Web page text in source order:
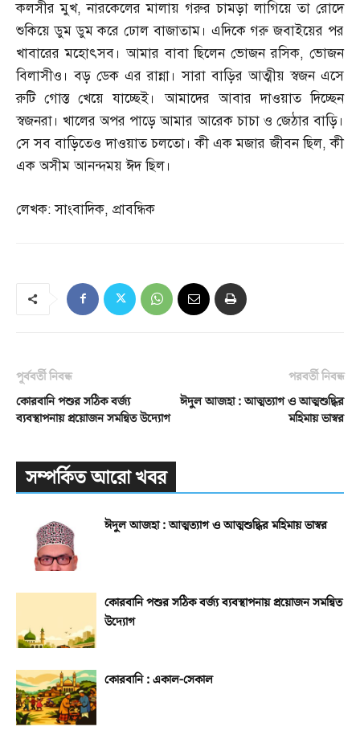
কলসীর মুখ,নারকেলের মালায় গরুর চামড়া লাগিয়ে তা রোদে
শুকিয়ে ডুম ডুম করে ঢোল বাজাতাম। এদিকে গরু জবাইয়ের পর
খাবারের মহোৎসব। আমার বাবা ছিলেন ভোজন রসিক,ভোজন
বিলাসীও। বড় ডেক এর রান্না। সারা বাড়ির আত্মীয় স্বজন এসে
রুটি গোস্ত খেয়ে যাচ্ছেই। আমাদের আবার দাওয়াত দিচ্ছেন
স্বজনরা। খালের অপর পাড়ে আমার আরেক চাচা ও জেঠার বাড়ি।
সে সব বাড়িতেও দাওয়াত চলতো। কী এক মজার জীবন ছিল,কী
এক অসীম আনন্দময় ঈদ ছিল।
লেখক:সাংবাদিক, প্রাবন্ধিক
পূর্ববর্তী নিবন্ধ
কোরবানি পশুর সঠিক বর্জ্য
ব্যবস্থাপনায় প্রয়োজন সমন্বিত উদ্যোগ
পরবর্তী নিবন্ধ
ঈদুল আজহা : আত্মত্যাগ ও আত্মশুদ্ধির
মহিমায় ভাস্বর
সম্পর্কিত আরো খবর
ঈদুল আজহা : আত্মত্যাগ ও আত্মশুদ্ধির মহিমায় ভাস্বর
কোরবানি পশুর সঠিক বর্জ্য ব্যবস্থাপনায় প্রয়োজন সমন্বিত
উদ্যোগ
কোরবানি : একাল-সেকাল